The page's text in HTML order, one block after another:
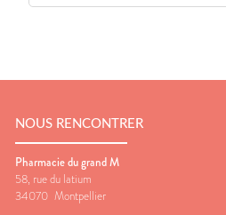
NOUS RENCONTRER
Pharmacie du grand M
58, rue du latium
34070 Montpellier